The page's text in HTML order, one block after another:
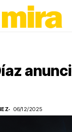
06/12/2025